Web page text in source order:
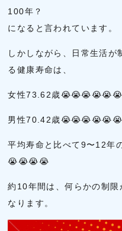
100年？
になると言われています。
しかしながら、日常生活が
る健康寿命は、
女性73.62歳😭😭😭😭😭😭
男性70.42歳😭😭😭😭😭😭
平均寿命と比べて9〜12年
😭😭😭😭
約10年間は、何らかの制限
なります。